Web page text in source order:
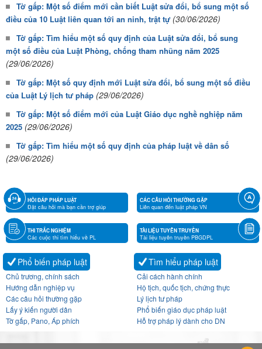
Tờ gấp: Một số điểm mới cần biết Luật sửa đổi, bổ sung một số
điều của 10 Luật liên quan tới an ninh, trật tự (30/06/2026)
Tờ gấp: Tìm hiểu một số quy định của Luật sửa đổi, bổ sung
một số điều của Luật Phòng, chống tham nhũng năm 2025
(29/06/2026)
Tờ gấp: Một số quy định mới Luật sửa đổi, bổ sung một số điều
của Luật Lý lịch tư pháp (29/06/2026)
Tờ gấp: Một số điểm mới của Luật Giáo dục nghề nghiệp năm
2025 (29/06/2026)
Tờ gấp: Tìm hiểu một số quy định của pháp luật về dân số
(29/06/2026)
HỎI ĐÁP PHÁP LUẬT
Đặt câu hỏi mà bạn cần trợ giúp
CÁC CÂU HỎI THƯỜNG GẶP
Liên quan đến luật pháp VN
THI TRẮC NGHIỆM
Các cuộc thi tìm hiểu về PL
TÀI LIỆU TUYÊN TRUYỀN
Tài liệu tuyên truyền PBGDPL
Phổ biến pháp luật
Chủ trương, chính sách
Hướng dẫn nghiệp vụ
Các câu hỏi thường gặp
Lấy ý kiến người dân
Tờ gấp, Pano, Áp phích
Tìm hiểu pháp luật
Cải cách hành chính
Hộ tịch, quốc tịch, chứng thực
Lý lịch tư pháp
Phổ biến giáo dục pháp luật
Hỗ trợ pháp lý dành cho DN